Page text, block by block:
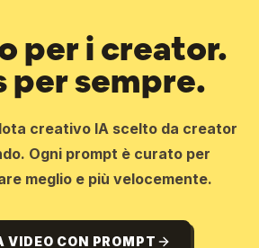
per i creator.
per sempre.
creativo IA scelto da creator
Ogni prompt è curato per
meglio e più velocemente.
VIDEO CON PROMPT